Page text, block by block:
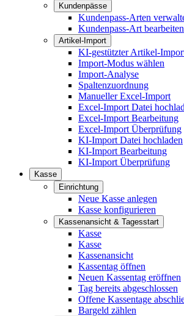
Kundenpässe
Kundenpass-Arten
Kundenpass-Art bearbeiten
Artikel-Import
KI-gestützter Artikel-
Import-Modus wählen
Import-Analyse
Spaltenzuordnung
Manueller Excel-Import
Excel-Import Datei
Excel-Import Bearbeitung
Excel-Import Überprüfung
KI-Import Datei hochladen
KI-Import Bearbeitung
KI-Import Überprüfung
Kasse
Einrichtung
Neue Kasse anlegen
Kasse konfigurieren
Kassenansicht & Tagesstart
Kasse
Kasse
Kassenansicht
Kassentag öffnen
Neuen Kassentag eröffnen
Tag bereits abgeschlossen
Offene Kassentage
Bargeld zählen